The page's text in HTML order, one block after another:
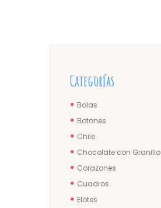
Categorías
Bolas
Botones
Chile
Chocolate con Granillo
Corazones
Cuadros
Elotes